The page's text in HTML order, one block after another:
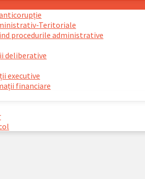
Teritoriale
procedurile administrative
deliberative
executive
financiare